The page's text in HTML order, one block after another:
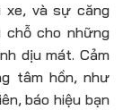
xe, và sự căng
chỗ cho những
dịu mát. Cảm
tâm hồn, như
báo hiệu bạn